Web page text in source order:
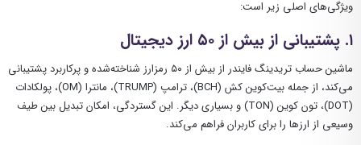
ویژگی‌های اصلی زیر است:
۱. پشتیبانی از بیش از ۵۰ ارز دیجیتال
ماشین حساب تریدینگ فایندر از بیش از ۵۰ رمزارز شناخته‌شده و پرکاربرد پشتیبانی
می‌کند، از جمله بیت‌کوین کش (BCH)، ترامپ (TRUMP)، مانترا (OM)، پولکادات
(DOT)، تون کوین (TON) و بسیاری دیگر. این گستردگی، امکان تبدیل بین طیف
وسیعی از ارزها را برای کاربران فراهم می‌کند.